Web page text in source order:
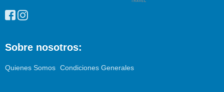
de
Sobre nosotros:
Quienes Somos Condiciones Generales